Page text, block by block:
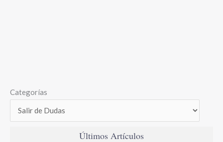
Categorías
Últimos Artículos